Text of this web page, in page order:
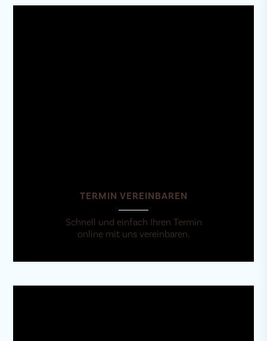
TERMIN VEREINBAREN
Schnell und einfach Ihren Termin
online mit uns vereinbaren.